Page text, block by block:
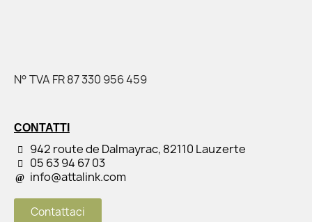
N° TVA FR 87 330 956 459
CONTATTI
942 route de Dalmayrac, 82110 Lauzerte
05 63 94 67 03
info@attalink.com
Contattaci